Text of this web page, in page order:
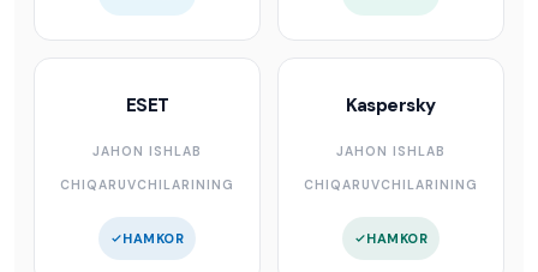
ESET
JAHON ISHLAB
CHIQARUVCHILARINING
HAMKOR
Kaspersky
JAHON ISHLAB
CHIQARUVCHILARINING
HAMKOR